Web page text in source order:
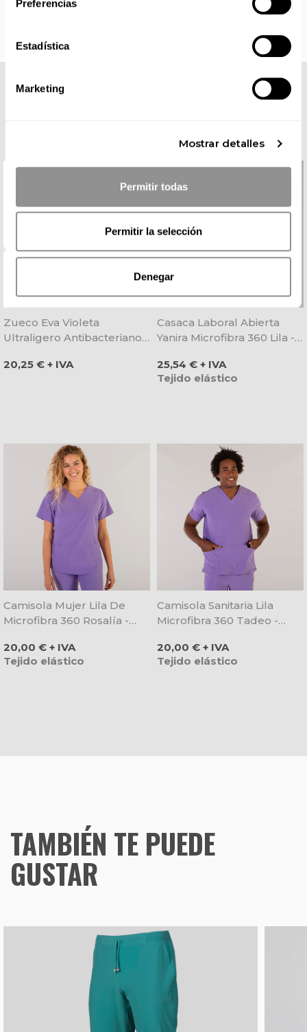
Preferencias
Estadística
Marketing
Mostrar detalles
Permitir todas
Permitir la selección
Denegar
COMPLETA TU LOOK
Zueco Eva Violeta
Ultraligero Antibacteriano -
Precio
20,25 € + IVA
Casaca Laboral Abierta
Yanira Microfibra 360 Lila -
Precio
25,54 € + IVA
Tejido elástico
Camisola Mujer Lila De
Microfibra 360 Rosalía -
Precio
20,00 € + IVA
Tejido elástico
Camisola Sanitaria Lila
Microfibra 360 Tadeo -
Precio
20,00 € + IVA
Tejido elástico
TAMBIÉN TE PUEDE
GUSTAR